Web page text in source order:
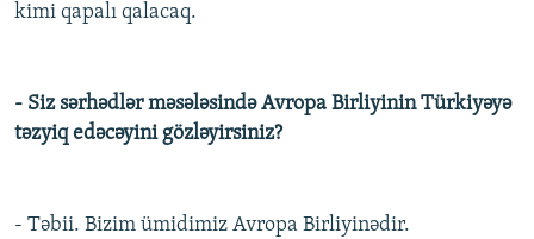
kimi qapalı qalacaq.
- Siz sərhədlər məsələsində Avropa Birliyinin Türkiyəyə
təzyiq edəcəyini gözləyirsiniz?
- Təbii. Bizim ümidimiz Avropa Birliyinədir.